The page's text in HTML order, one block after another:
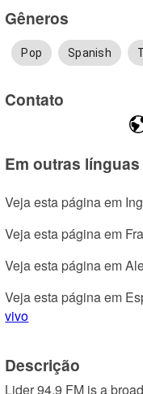
Gêneros
Pop Spanish
Contato
Em outras línguas
Veja esta página em
Veja esta página em
Veja esta página em
Veja esta página em
vivo
Descrição
Lider 94.9 FM is a